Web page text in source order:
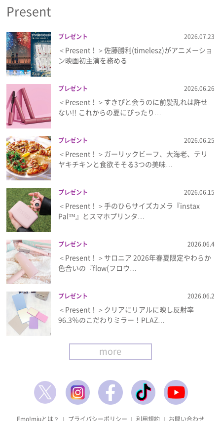
Present
プレゼント 2026.07.23
＜Present！＞佐藤勝利(timelesz)がアニメーショ
ン映画初主演を務める…
プレゼント 2026.06.26
＜Present！＞すきぴと会うのに前髪乱れは許せ
ない!! これからの夏にぴったり…
プレゼント 2026.06.25
＜Present！＞ガーリックビーフ、大海老、テリ
ヤキチキンと食欲そそる3つの美味…
プレゼント 2026.06.15
＜Present！＞手のひらサイズカメラ『instax
Pal™』とスマホプリンタ…
プレゼント 2026.06.4
＜Present！＞サロニア 2026年春夏限定やわらか
色合いの『flow(フロウ…
プレゼント 2026.06.2
＜Present！＞クリアにリアルに映し反射率
96.3％のこだわりミラー！PLAZ…
more
Emo!miuとは？ ｜ プライバシーポリシー ｜ 利用規約 ｜ お問い合わせ